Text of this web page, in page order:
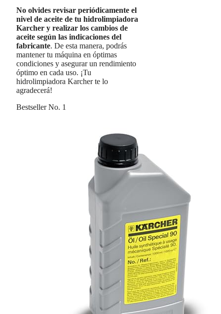
No olvides revisar periódicamente el
nivel de aceite de tu hidrolimpiadora
Karcher y realizar los cambios de
aceite según las indicaciones del
fabricante. De esta manera, podrás
mantener tu máquina en óptimas
condiciones y asegurar un rendimiento
óptimo en cada uso. ¡Tu
hidrolimpiadora Karcher te lo
agradecerá!
Bestseller No. 1